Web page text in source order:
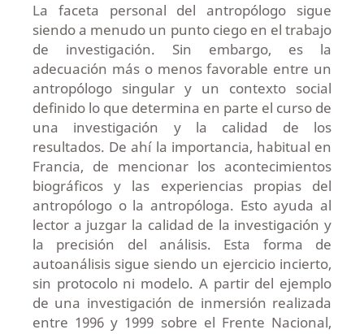
La faceta personal del antropólogo sigue
siendo a menudo un punto ciego en el trabajo
de investigación. Sin embargo, es la
adecuación más o menos favorable entre un
antropólogo singular y un contexto social
definido lo que determina en parte el curso de
una investigación y la calidad de los
resultados. De ahí la importancia, habitual en
Francia, de mencionar los acontecimientos
biográficos y las experiencias propias del
antropólogo o la antropóloga. Esto ayuda al
lector a juzgar la calidad de la investigación y
la precisión del análisis. Esta forma de
autoanálisis sigue siendo un ejercicio incierto,
sin protocolo ni modelo. A partir del ejemplo
de una investigación de inmersión realizada
entre 1996 y 1999 sobre el Frente Nacional,